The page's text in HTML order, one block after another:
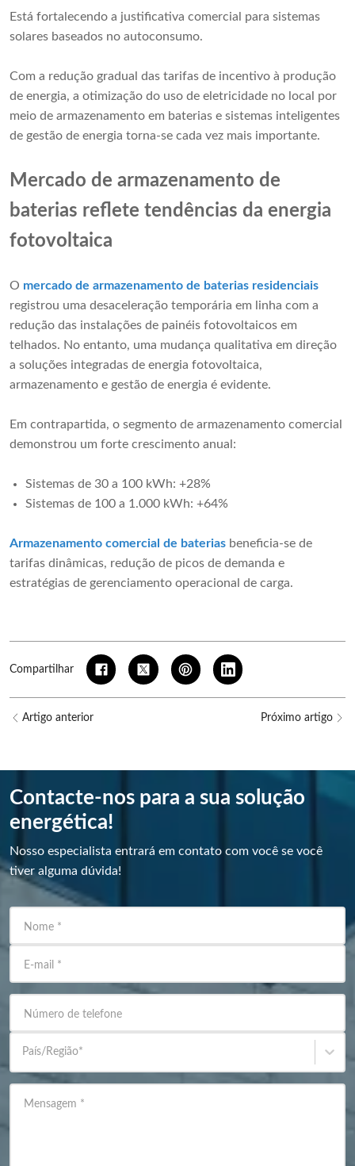
Está fortalecendo a justificativa comercial para sistemas
solares baseados no autoconsumo.
Com a redução gradual das tarifas de incentivo à produção
de energia, a otimização do uso de eletricidade no local por
meio de armazenamento em baterias e sistemas inteligentes
de gestão de energia torna-se cada vez mais importante.
Mercado de armazenamento de
baterias reflete tendências da energia
fotovoltaica
O mercado de armazenamento de baterias residenciais
registrou uma desaceleração temporária em linha com a
redução das instalações de painéis fotovoltaicos em
telhados. No entanto, uma mudança qualitativa em direção
a soluções integradas de energia fotovoltaica,
armazenamento e gestão de energia é evidente.
Em contrapartida, o segmento de armazenamento comercial
demonstrou um forte crescimento anual:
Sistemas de 30 a 100 kWh: +28%
Sistemas de 100 a 1.000 kWh: +64%
Armazenamento comercial de baterias beneficia-se de
tarifas dinâmicas, redução de picos de demanda e
estratégias de gerenciamento operacional de carga.
Compartilhar
Artigo anterior Próximo artigo
Contacte-nos para a sua solução
energética!
Nosso especialista entrará em contato com você se você
tiver alguma dúvida!
Nome *
E-mail *
Número de telefone
País/Região*
Mensagem *